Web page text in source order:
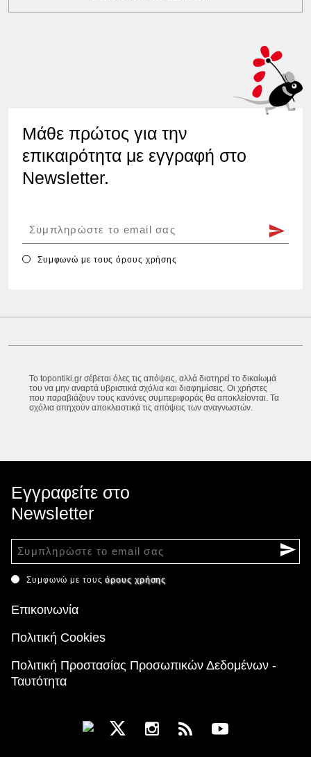
Μάθε πρώτος για την
επικαιρότητα με εγγραφή στο
Newsletter.
Συμφωνώ με τουςόρους χρήσης
Το topontiki.gr σέβεται όλες τις απόψεις, αλλά διατηρεί το δικαίωμά
του να μην αναρτά υβριστικά σχόλια και διαφημίσεις. Οι χρήστες
που παραβιάζουν τους κανόνες συμπεριφοράς θα αποκλείονται. Τα
σχόλια απηχούν αποκλειστικά τις απόψεις των αναγνωστών.
Εγγραφείτε στο
Newsletter
Συμφωνώ με τουςόρους χρήσης
Επικοινωνία
Πολιτική Cookies
Πολιτική Προστασίας Προσωπικών Δεδομένων -
Ταυτότητα